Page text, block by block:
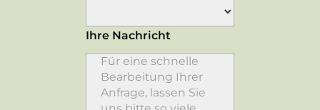
Ihre Nachricht